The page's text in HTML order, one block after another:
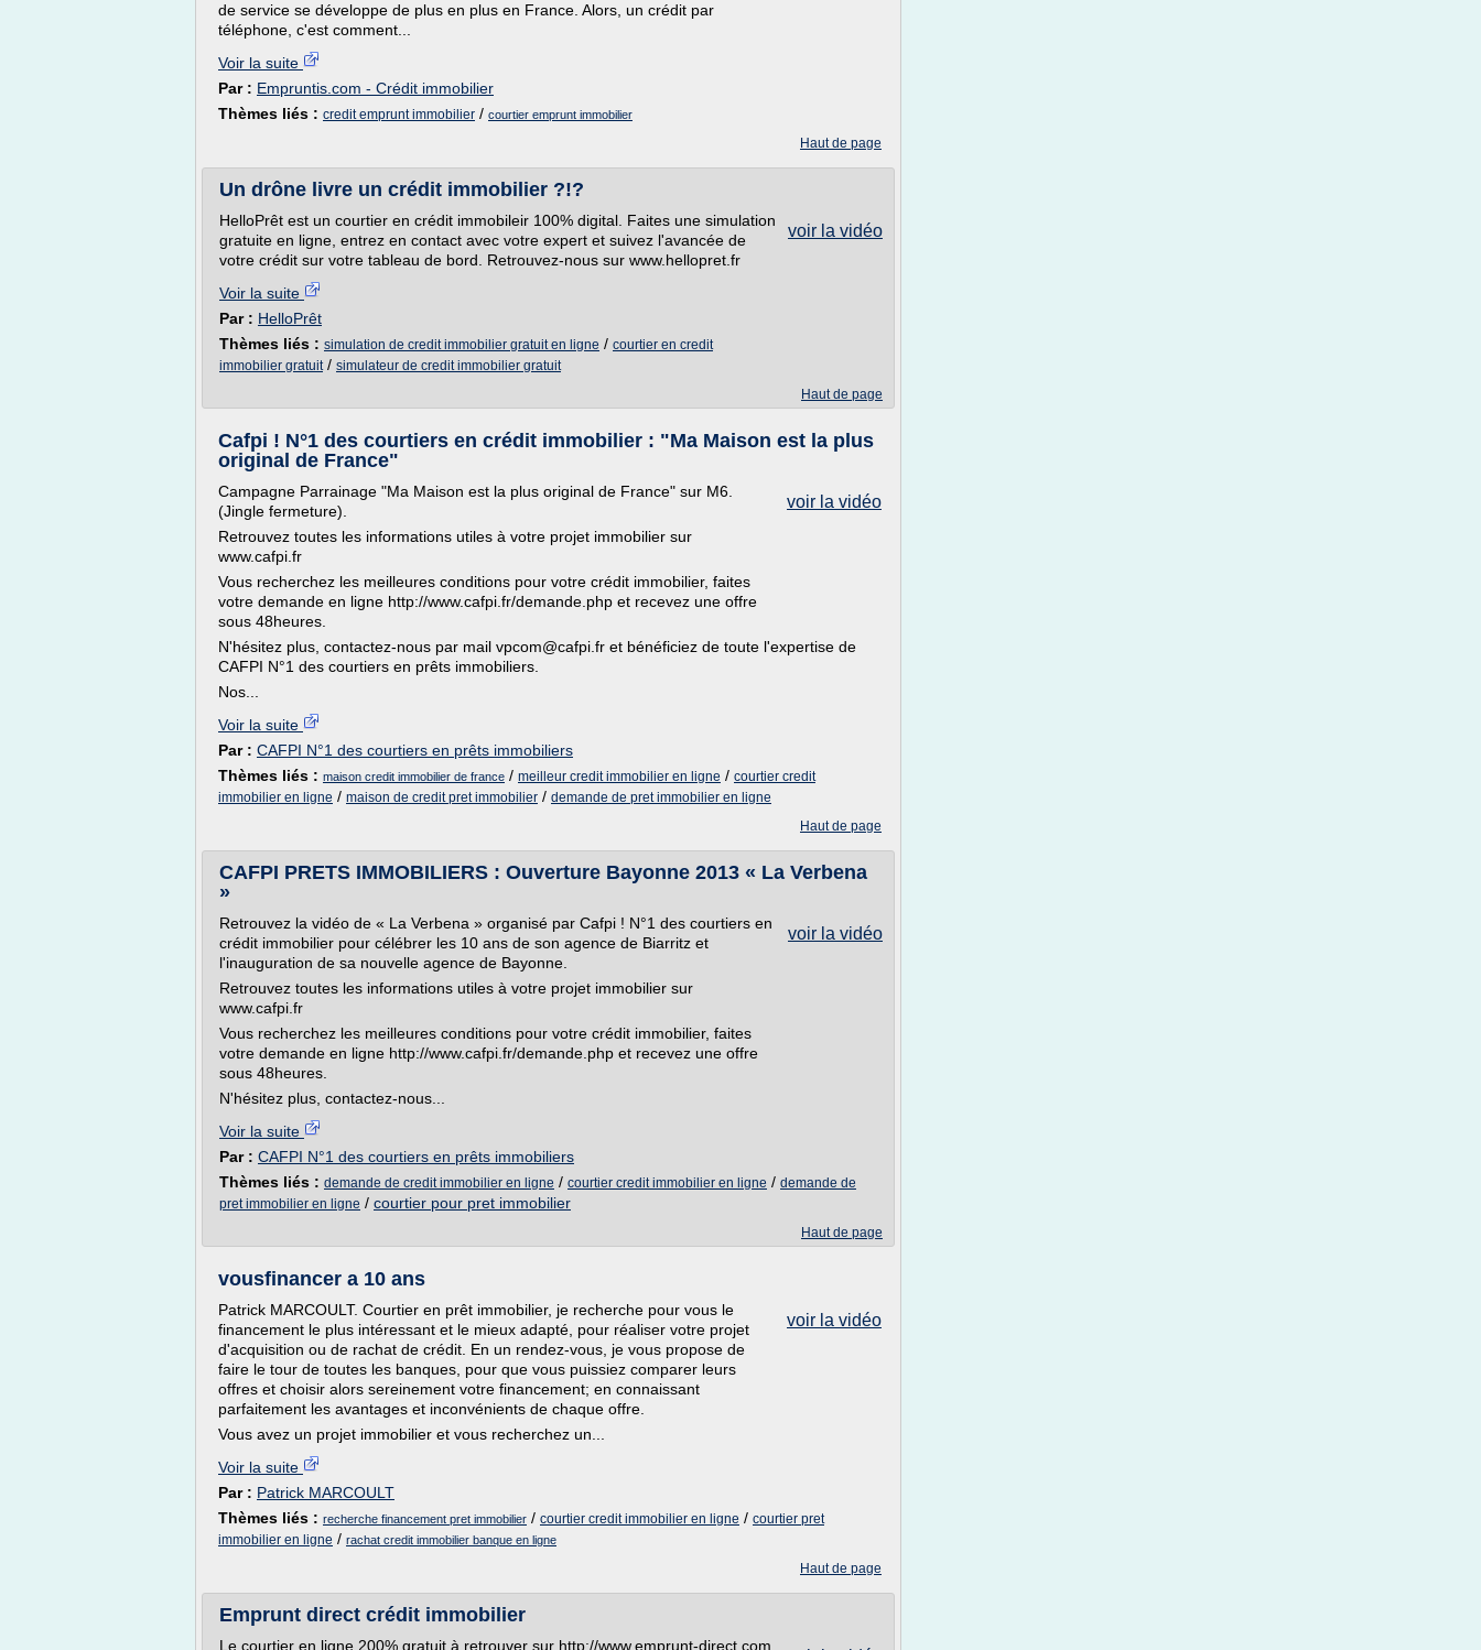
de service se développe de plus en plus en France. Alors, un crédit par
téléphone, c'est comment...
Voir la suite
Par : Empruntis.com - Crédit immobilier
Thèmes liés : credit emprunt immobilier / courtier emprunt immobilier
Haut de page
Un drône livre un crédit immobilier ?!?
voir la vidéo
HelloPrêt est un courtier en crédit immobileir 100% digital. Faites une simulation
gratuite en ligne, entrez en contact avec votre expert et suivez l'avancée de
votre crédit sur votre tableau de bord. Retrouvez-nous sur www.hellopret.fr
Voir la suite
Par : HelloPrêt
Thèmes liés : simulation de credit immobilier gratuit en ligne / courtier en credit
immobilier gratuit/ simulateur de credit immobilier gratuit
Haut de page
Cafpi ! N°1 des courtiers en crédit immobilier : "Ma Maison est la plus
original de France"
voir la vidéo
Campagne Parrainage "Ma Maison est la plus original de France" sur M6.
(Jingle fermeture).
Retrouvez toutes les informations utiles à votre projet immobilier sur
www.cafpi.fr
Vous recherchez les meilleures conditions pour votre crédit immobilier, faites
votre demande en ligne http://www.cafpi.fr/demande.php et recevez une offre
sous 48heures.
N'hésitez plus, contactez-nous par mail vpcom@cafpi.fr et bénéficiez de toute l'expertise de
CAFPI N°1 des courtiers en prêts immobiliers.
Nos...
Voir la suite
Par : CAFPI N°1 des courtiers en prêts immobiliers
Thèmes liés : maison credit immobilier de france / meilleur credit immobilier en ligne / courtier credit
immobilier en ligne / maison de credit pret immobilier / demande de pret immobilier en ligne
Haut de page
CAFPI PRETS IMMOBILIERS : Ouverture Bayonne 2013 « La Verbena
»
voir la vidéo
Retrouvez la vidéo de « La Verbena » organisé par Cafpi ! N°1 des courtiers en
crédit immobilier pour célébrer les 10 ans de son agence de Biarritz et
l'inauguration de sa nouvelle agence de Bayonne.
Retrouvez toutes les informations utiles à votre projet immobilier sur
www.cafpi.fr
Vous recherchez les meilleures conditions pour votre crédit immobilier, faites
votre demande en ligne http://www.cafpi.fr/demande.php et recevez une offre
sous 48heures.
N'hésitez plus, contactez-nous...
Voir la suite
Par : CAFPI N°1 des courtiers en prêts immobiliers
Thèmes liés : demande de credit immobilier en ligne / courtier credit immobilier en ligne / demande de
pret immobilier en ligne / courtier pour pret immobilier
Haut de page
vousfinancer a 10 ans
voir la vidéo
Patrick MARCOULT. Courtier en prêt immobilier, je recherche pour vous le
financement le plus intéressant et le mieux adapté, pour réaliser votre projet
d'acquisition ou de rachat de crédit. En un rendez-vous, je vous propose de
faire le tour de toutes les banques, pour que vous puissiez comparer leurs
offres et choisir alors sereinement votre financement; en connaissant
parfaitement les avantages et inconvénients de chaque offre.
Vous avez un projet immobilier et vous recherchez un...
Voir la suite
Par : Patrick MARCOULT
Thèmes liés : recherche financement pret immobilier / courtier credit immobilier en ligne / courtier pret
immobilier en ligne / rachat credit immobilier banque en ligne
Haut de page
Emprunt direct crédit immobilier
Le courtier en ligne 200% gratuit à retrouver sur http://www.emprunt-direct.com